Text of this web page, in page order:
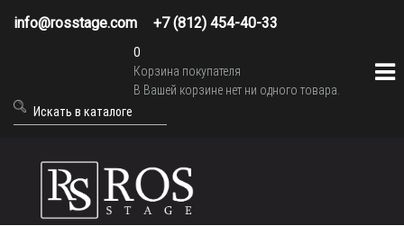
info@rosstage.com +7 (812) 454-40-33
0
Корзина покупателя
В Вашей корзине нет ни одного товара.